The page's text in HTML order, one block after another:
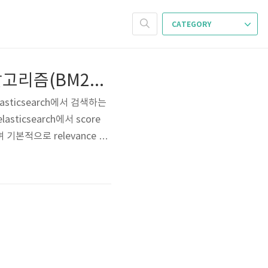
CATEGORY
[Elasticsearch] Relevance - ES의 검색 score 계산 알고리즘(BM25, TF/IDF)
에서 검색하는
에서 score
기본적으로 relevance 알
가 있다. 가장 널리 사용